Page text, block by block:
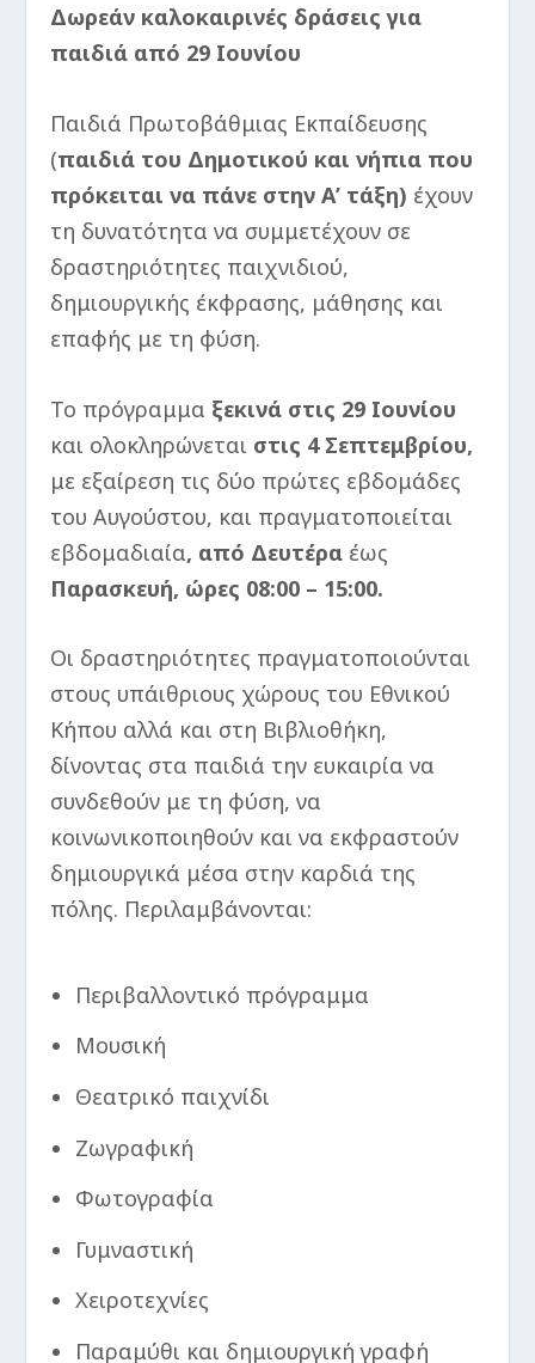
Δωρεάν καλοκαιρινές δράσεις για
παιδιά από 29 Ιουνίου
Παιδιά Πρωτοβάθμιας Εκπαίδευσης
(παιδιά του Δημοτικού και νήπια που
πρόκειται να πάνε στην Α’ τάξη) έχουν
τη δυνατότητα να συμμετέχουν σε
δραστηριότητες παιχνιδιού,
δημιουργικής έκφρασης, μάθησης και
επαφής με τη φύση.
Το πρόγραμμα ξεκινά στις 29 Ιουνίου
και ολοκληρώνεται στις 4 Σεπτεμβρίου,
με εξαίρεση τις δύο πρώτες εβδομάδες
του Αυγούστου, και πραγματοποιείται
εβδομαδιαία, από Δευτέρα έως
Παρασκευή, ώρες 08:00 – 15:00.
Οι δραστηριότητες πραγματοποιούνται
στους υπάιθριους χώρους του Εθνικού
Κήπου αλλά και στη Βιβλιοθήκη,
δίνοντας στα παιδιά την ευκαιρία να
συνδεθούν με τη φύση, να
κοινωνικοποιηθούν και να εκφραστούν
δημιουργικά μέσα στην καρδιά της
πόλης. Περιλαμβάνονται:
Περιβαλλοντικό πρόγραμμα
Μουσική
Θεατρικό παιχνίδι
Ζωγραφική
Φωτογραφία
Γυμναστική
Χειροτεχνίες
Παραμύθι και δημιουργική γραφή